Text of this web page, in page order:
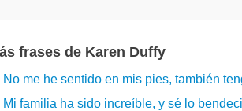
frases de Karen Duffy
No me he sentido en mis pies, también
Mi familia ha sido increíble, y sé lo